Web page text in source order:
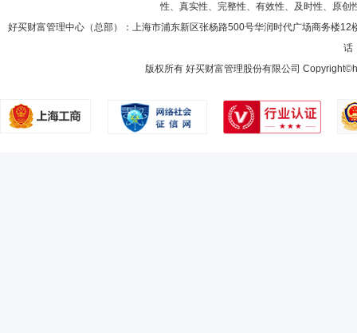
性、真实性、完整性、有效性、及时性、原
好买财富管理中心（总部）：上海市浦东新区张杨路500号华润时代广场商务楼12
话
版权所有 好买财富管理股份有限公司